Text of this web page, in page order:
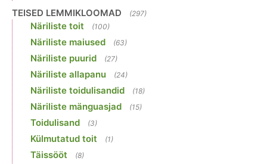
TEISED LEMMIKLOOMAD (297)
Näriliste toit (100)
Näriliste maiused (63)
Näriliste puurid (27)
Näriliste allapanu (24)
Näriliste toidulisandid (18)
Näriliste mänguasjad (15)
Toidulisand (3)
Külmutatud toit (1)
Täissööt (8)